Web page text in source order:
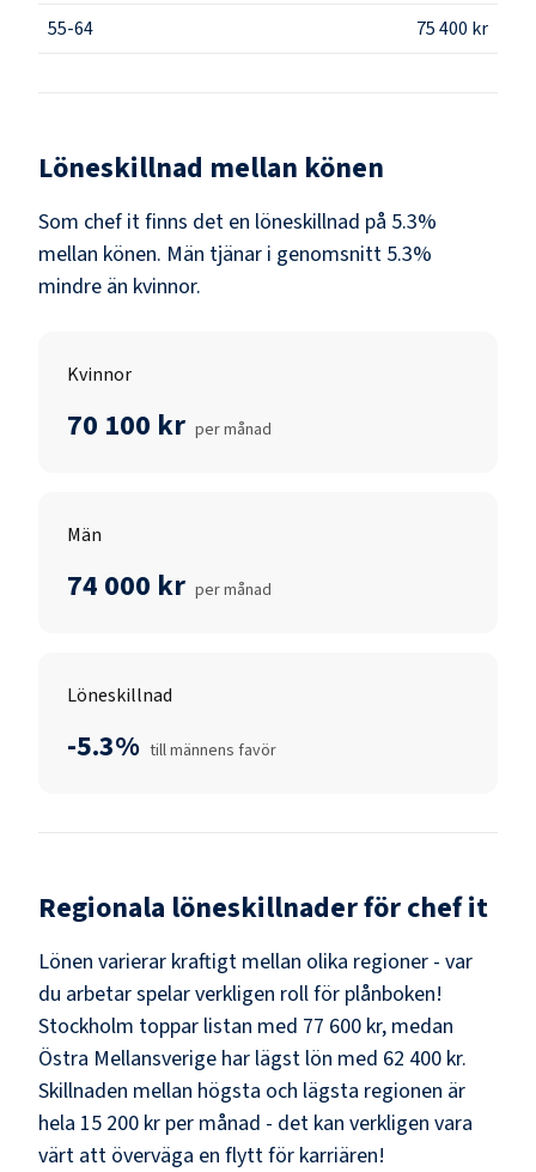
55-64
75 400 kr
Löneskillnad mellan könen
Som chef itfinns det en löneskillnad på 5.3%
mellan könen. Män tjänar i genomsnitt 5.3%
mindre än kvinnor.
Kvinnor
70 100 kr per månad
Män
74 000 kr per månad
Löneskillnad
-5.3% till männens favör
Regionala löneskillnader förchef it
Lönen varierar kraftigt mellan olika regioner - var
du arbetar spelar verkligen roll för plånboken!
Stockholm toppar listan med 77 600 kr, medan
Östra Mellansverige har lägst lön med 62 400 kr.
Skillnaden mellan högsta och lägsta regionen är
hela 15 200 kr per månad - det kan verkligen vara
värt att överväga en flytt för karriären!